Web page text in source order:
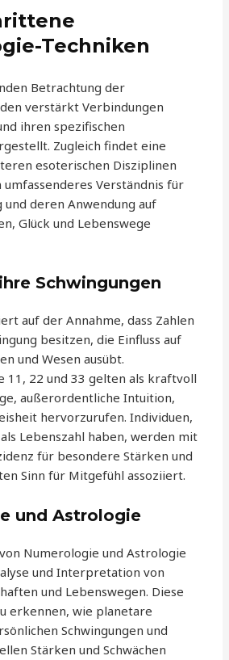
Techniken
Betrachtung der
verstärkt Verbindungen
ihren spezifischen
Zugleich findet eine
esoterischen Disziplinen
Verständnis für
deren Anwendung auf
Glück und Lebenswege
Schwingungen
auf der Annahme, dass Zahlen
besitzen, die Einfluss auf
und Wesen ausübt.
11, 22 und 33 gelten als kraftvoll
außerordentliche Intuition,
hervorzurufen. Individuen,
Lebenszahl haben, werden mit
für besondere Stärken und
Sinn für Mitgefühl assoziiert.
und Astrologie
Numerologie und Astrologie
und Interpretation von
und Lebenswegen. Diese
erkennen, wie planetare
Schwingungen und
Stärken und Schwächen